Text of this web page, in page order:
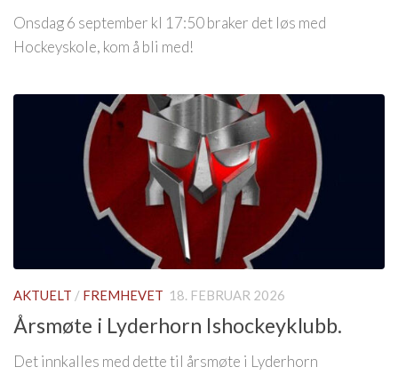
Onsdag 6 september kl 17:50 braker det løs med
Hockeyskole, kom å bli med!
AKTUELT / FREMHEVET 18. FEBRUAR 2026
Årsmøte i Lyderhorn Ishockeyklubb.
Det innkalles med dette til årsmøte i Lyderhorn